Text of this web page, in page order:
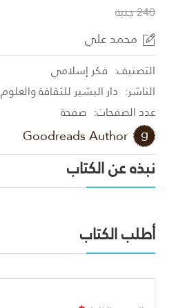
240 جنية
محمد علي
التصنيف: فكر إسلامي
الناشر: دار البشير للثقافة والعلوم
عدد الصفحات: صفحة
Goodreads Author
نبذه عن الكتاب
أطلب الكتاب